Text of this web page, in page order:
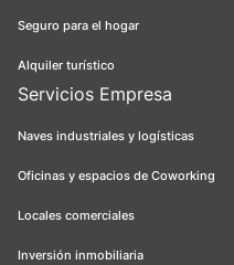
Seguro para el hogar
Alquiler turístico
Servicios Empresa
Naves industriales y logísticas
Oficinas y espacios de Coworking
Locales comerciales
Inversión inmobiliaria